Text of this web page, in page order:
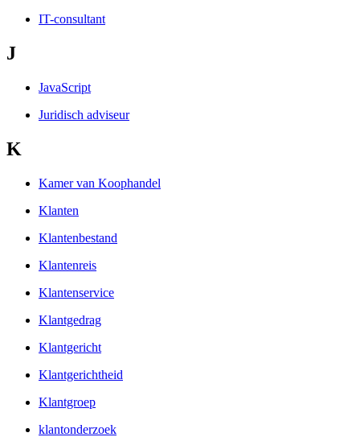
IT-consultant
J
JavaScript
Juridisch adviseur
K
Kamer van Koophandel
Klanten
Klantenbestand
Klantenreis
Klantenservice
Klantgedrag
Klantgericht
Klantgerichtheid
Klantgroep
klantonderzoek